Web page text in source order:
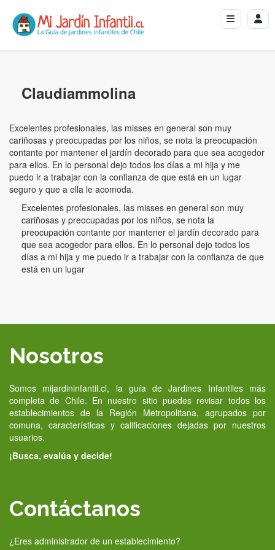
Claudiammolina
Excelentes profesionales, las misses en general son muy
cariñosas y preocupadas por los niños, se nota la preocupación
contante por mantener el jardín decorado para que sea acogedor
para ellos. En lo personal dejo todos los días a mi hija y me
puedo ir a trabajar con la confianza de que está en un lugar
seguro y que a ella le acomoda.
Excelentes profesionales, las misses en general son muy
cariñosas y preocupadas por los niños, se nota la
preocupación contante por mantener el jardín decorado para
que sea acogedor para ellos. En lo personal dejo todos los
días a mi hija y me puedo ir a trabajar con la confianza de que
está en un lugar
Nosotros
Somos mijardininfantil.cl, la guía de Jardines Infantiles más
completa de Chile. En nuestro sitio puedes revisar todos los
establecimientos de la Región Metropolitana, agrupados por
comuna, características y calificaciones dejadas por nuestros
usuarios.
¡Busca, evalúa y decide!
Contáctanos
¿Eres administrador de un establecimiento?